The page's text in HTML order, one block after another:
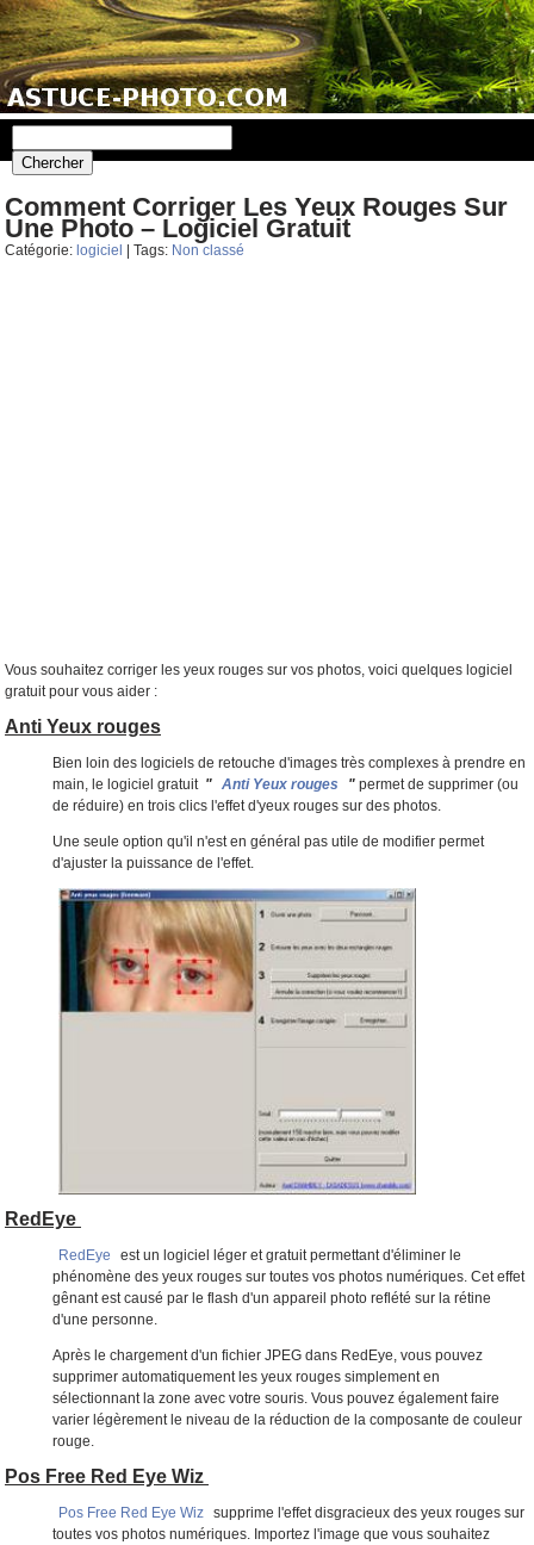
Comment Corriger Les Yeux Rouges Sur
Une Photo – Logiciel Gratuit
Catégorie: logiciel | Tags: Non classé
Vous souhaitez corriger les yeux rouges sur vos photos , voici quelques logiciel
gratuit pour vous aider :
Anti Yeux rouges
Bien loin des logiciels de retouche d'images très complexes à prendre en
main, le logiciel gratuit " Anti Yeux rouges " permet de supprimer (ou
de réduire) en trois clics l'effet d'yeux rouges sur des photos.
Une seule option qu'il n'est en général pas utile de modifier permet
d'ajuster la puissance de l'effet.
RedEye
RedEye
est un logiciel léger et gratuit permettant d'éliminer le
phénomène des yeux rouges sur toutes vos photos numériques. Cet effet
gênant est causé par le flash d'un appareil photo reflété sur la rétine
d'une personne.
Après le chargement d'un fichier JPEG dans RedEye, vous pouvez
supprimer automatiquement les yeux rouges simplement en
sélectionnant la zone avec votre souris. Vous pouvez également faire
varier légèrement le niveau de la réduction de la composante de couleur
rouge.
Pos Free Red Eye Wiz
Pos Free Red Eye Wiz supprime l'effet disgracieux des yeux rouges sur
toutes vos photos numériques. Importez l'image que vous souhaitez